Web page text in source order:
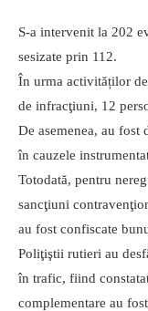
S-a intervenit la 202
sesizate prin 112.
În urma activităților
de infracţiuni, 12
De asemenea, au fost
în cauzele
Totodată, pentru
sancţiuni
au fost confiscate
Poliţiştii rutieri au
în trafic, fiind
complementare au